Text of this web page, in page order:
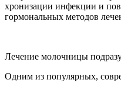
хронизации инфекции и
гормональных методов
Лечение молочницы
Одним из популярных,